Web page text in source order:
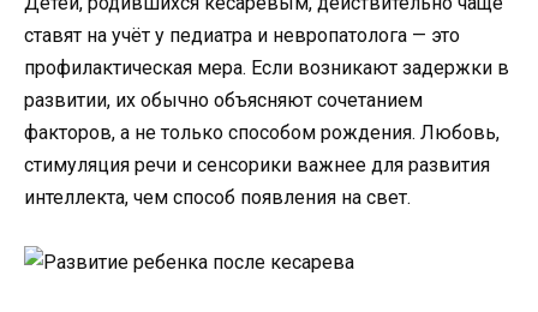
ставят на учёт у педиатра и невропатолога — это
профилактическая мера. Если возникают задержки в
развитии, их обычно объясняют сочетанием
факторов, а не только способом рождения. Любовь,
стимуляция речи и сенсорики важнее для развития
интеллекта, чем способ появления на свет.